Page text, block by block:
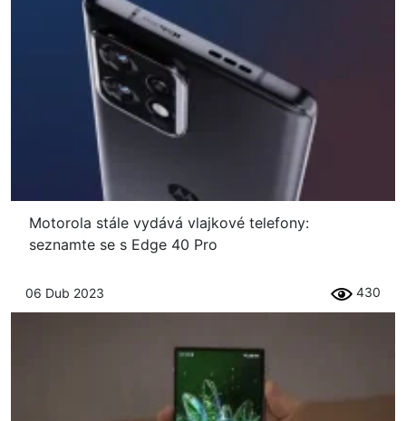
Motorola stále vydává vlajkové telefony:
seznamte se s Edge 40 Pro
06 Dub 2023 430